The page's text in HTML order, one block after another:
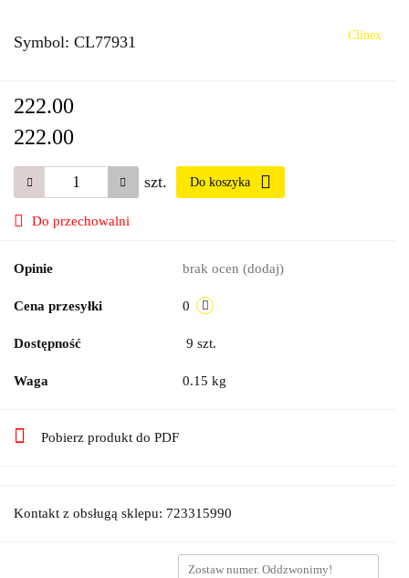
Symbol: CL77931 Clinex
222.00
222.00
szt. Do koszyka
Do przechowalni
Opinie brak ocen (dodaj)
Cena przesyłki 0
Dostępność 9 szt.
Waga 0.15 kg
Pobierz produkt do PDF
Kontakt z obsługą sklepu: 723315990